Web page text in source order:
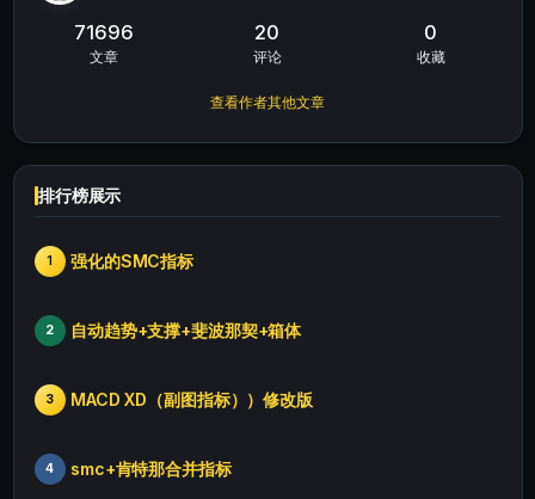
71696
文章
20
评论
0
收藏
查看作者其他文章
排行榜展示
1 强化的SMC指标
2 自动趋势+支撑+斐波那契+箱体
3 MACD XD（副图指标））修改版
4 smc+肯特那合并指标